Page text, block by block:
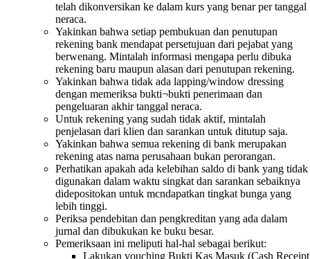
telah dikonversikan ke dalam kurs yang benar per tanggal
neraca.
Yakinkan bahwa setiap pembukuan dan penutupan
rekening bank mendapat persetujuan dari pejabat yang
berwenang. Mintalah informasi mengapa perlu dibuka
rekening baru maupun alasan dari penutupan rekening.
Yakinkan bahwa tidak ada lapping/window dressing
dengan memeriksa bukti¬bukti penerimaan dan
pengeluaran akhir tanggal neraca.
Untuk rekening yang sudah tidak aktif, mintalah
penjelasan dari klien dan sarankan untuk ditutup saja.
Yakinkan bahwa semua rekening di bank merupakan
rekening atas nama perusahaan bukan perorangan.
Perhatikan apakah ada kelebihan saldo di bank yang tidak
digunakan dalam waktu singkat dan sarankan sebaiknya
didepositokan untuk mcndapatkan tingkat bunga yang
lebih tinggi.
Periksa pendebitan dan pengkreditan yang ada dalam
jurnal dan dibukukan ke buku besar.
Pemeriksaan ini meliputi hal-hal sebagai berikut:
Lakukan vouching Bukti Kas Masuk (Cash Receipt